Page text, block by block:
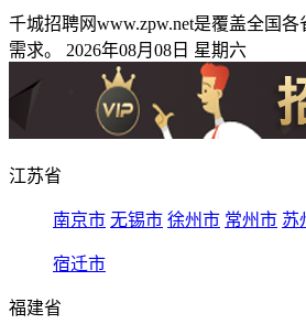
千城招聘网www.zpw.net是覆盖全国
需求。 2026年08月08日 星期六
江苏省
南京市 无锡市 徐州市 常州市 苏
宿迁市
福建省